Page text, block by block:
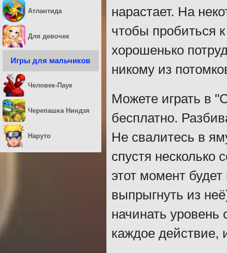
нарастает. На
чтобы пробиться
хорошенько
никому из
Можете играть в
бесплатно.
Не свалитесь в
спустя несколько
этот момент
выпрыгнуть из
начинать
каждое действие,
Атлантида
Для девочек
Игры для мальчиков
Человек-Паук
Черепашка Ниндзя
Наруто